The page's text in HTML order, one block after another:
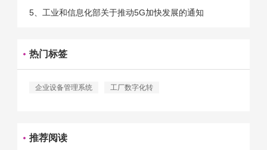
5、工业和信息化部关于推动5G加快发展的通知
热门标签
企业设备管理系统 工厂数字化转
推荐阅读